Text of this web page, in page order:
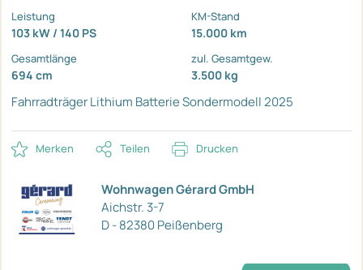
Leistung
103 kW / 140 PS
KM-Stand
15.000 km
Gesamtlänge
694 cm
zul. Gesamtgew.
3.500 kg
FahrradträgerLithium BatterieSondermodell 2025
Merken Teilen Drucken
Wohnwagen Gérard GmbH
Aichstr. 3-7
D - 82380 Peißenberg